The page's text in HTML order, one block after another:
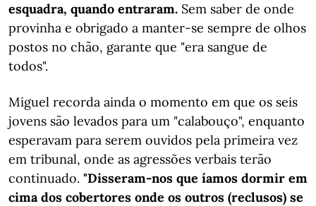
esquadra, quando entraram. Sem saber de onde
provinha e obrigado a manter-se sempre de olhos
postos no chão, garante que "era sangue de
todos".
Miguel recorda ainda o momento em que os seis
jovens são levados para um "calabouço", enquanto
esperavam para serem ouvidos pela primeira vez
em tribunal, onde as agressões verbais terão
continuado. "Disseram-nos que íamos dormir em
cima dos cobertores onde os outros (reclusos) se